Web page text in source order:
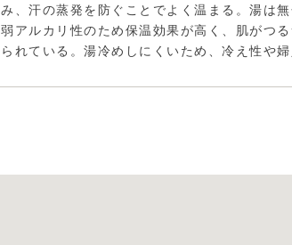
み、汗の蒸発を防ぐことでよく温まる。湯は
弱アルカリ性のため保温効果が高く、肌がつ
られている。湯冷めしにくいため、冷え性や婦